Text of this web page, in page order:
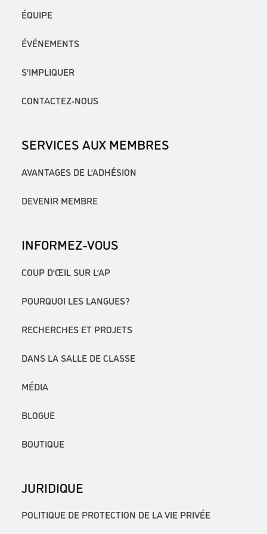
ÉQUIPE
ÉVÉNEMENTS
S’IMPLIQUER
CONTACTEZ-NOUS
SERVICES AUX MEMBRES
AVANTAGES DE L’ADHÉSION
DEVENIR MEMBRE
INFORMEZ-VOUS
COUP D’ŒIL SUR L’AP
POURQUOI LES LANGUES?
RECHERCHES ET PROJETS
DANS LA SALLE DE CLASSE
MÉDIA
BLOGUE
BOUTIQUE
JURIDIQUE
POLITIQUE DE PROTECTION DE LA VIE PRIVÉE